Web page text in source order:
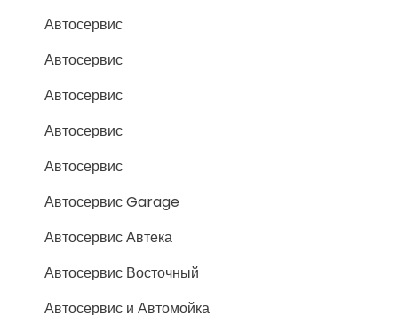
Автосервис
Автосервис
Автосервис
Автосервис
Автосервис
Автосервис Garage
Автосервис Автека
Автосервис Восточный
Автосервис и Автомойка